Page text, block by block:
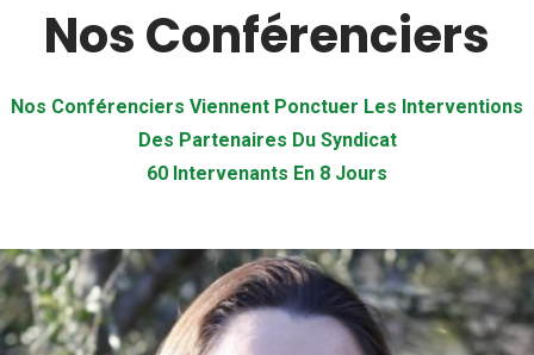
Nos Conférenciers
Nos Conférenciers Viennent Ponctuer Les Interventions
Des Partenaires Du Syndicat
60 Intervenants En 8 Jours